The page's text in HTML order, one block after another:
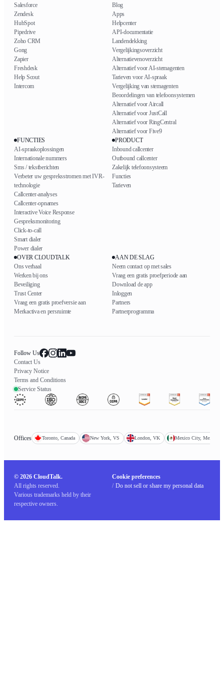
Salesforce
Zendesk
HubSpot
Pipedrive
Zoho CRM
Gong
Zapier
Freshdesk
Help Scout
Intercom
Blog
Apps
Helpcenter
API-documentatie
Landendekking
Vergelijkingsoverzicht
Alternatievenoverzicht
Alternatief voor AI-stemagenten
Tarieven voor AI-spraak
Vergelijking van stemagenten
Beoordelingen van telefoonsystemen
Alternatief voor Aircall
Alternatief voor JustCall
Alternatief voor RingCentral
Alternatief voor Five9
FUNCTIES
AI-spraakoplossingen
Internationale nummers
Sms / tekstberichten
Verbeter uw gespreksstromen met IVR-
technologie
Callcenter-analyses
Callcenter-opnames
Interactive Voice Response
Gespreksmonitoring
Click-to-call
Smart dialer
Power dialer
PRODUCT
Inbound callcenter
Outbound callcenter
Zakelijk telefoonsysteem
Functies
Tarieven
OVER CLOUDTALK
Ons verhaal
Werken bij ons
Beveiliging
Trust Center
Vraag een gratis proefversie aan
Merkactiva en persruimte
AAN DE SLAG
Neem contact op met sales
Vraag een gratis proefperiode aan
Download de app
Inloggen
Partners
Partnerprogramma
Follow Us
Contact Us
Privacy Notice
Terms and Conditions
Service Status
Offices Toronto, Canada New York, VS London, VK Mexico City, Mexico
© 2026 CloudTalk.
All rights reserved.
Various trademarks held by their
respective owners.
Cookie preferences
/ Do not sell or share my personal data